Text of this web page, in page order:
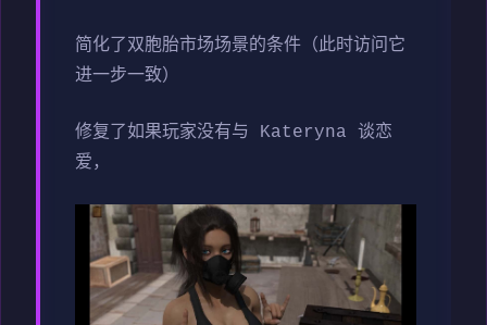
简化了双胞胎市场场景的条件（此时访问它
进一步一致）
修复了如果玩家没有与 Kateryna 谈恋
爱，